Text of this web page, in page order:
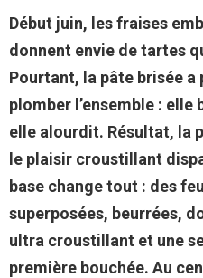
Début juin, les fraises
donnent envie de tartes
Pourtant, la pâte brisée
plomber l’ensemble :
elle alourdit. Résultat, la
le plaisir croustillant
base change tout : des
superposées, beurrées,
ultra croustillant et une
première bouchée. Au